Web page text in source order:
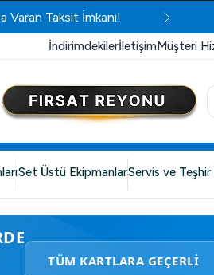
Varan Taksit İmkanı!
İndirimdekilerİletişimMüşteri
Set Üstü EkipmanlarServis ve Teşhir
TÜM KARTLARA GEÇERLİ